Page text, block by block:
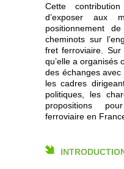
Cette
d’exposer aux
positionnement
cheminots sur
fret ferroviaire.
qu’elle a organisés
des échanges avec
les cadres
politiques, les
propositions
ferroviaire en